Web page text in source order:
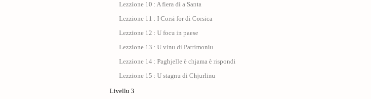
Lezzione 10 : A fiera di a Santa
Lezzione 11 : I Corsi for di Corsica
Lezzione 12 : U focu in paese
Lezzione 13 : U vinu di Patrimoniu
Lezzione 14 : Paghjelle è chjama è rispondi
Lezzione 15 : U stagnu di Chjurlinu
Livellu 3